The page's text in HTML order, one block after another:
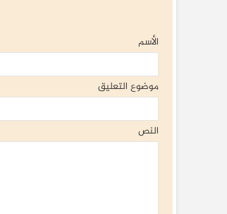
الأسم
موضوع التعليق
النص